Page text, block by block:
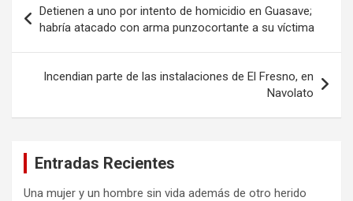
de
entradas
Detienen a uno por intento de homicidio en Guasave;
habría atacado con arma punzocortante a su víctima
Incendian parte de las instalaciones de El Fresno, en
Navolato
Entradas Recientes
Una mujer y un hombre sin vida además de otro herido